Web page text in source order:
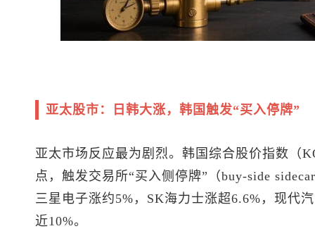
亚太股市：日韩大涨，韩国触发“买入停牌”
亚太市场反应最为剧烈。韩国综合股价指数（
点，触发交易所“买入侧停牌”（buy-side
三星电子涨约5%，SK海力士涨超6.6%，现代
近10%。